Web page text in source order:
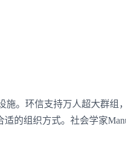
。环信支持万人超大群组
的组织方式。社会学家